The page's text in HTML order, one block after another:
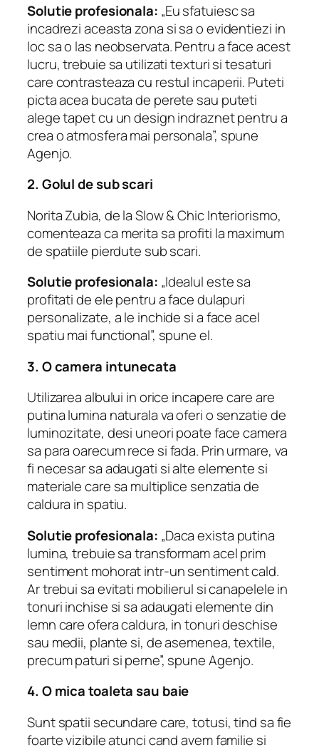
Solutie profesionala: „Eu sfatuiesc sa
incadrezi aceasta zona si sa o evidentiezi in
loc sa o las neobservata. Pentru a face acest
lucru, trebuie sa utilizati texturi si tesaturi
care contrasteaza cu restul incaperii. Puteti
picta acea bucata de perete sau puteti
alege tapet cu un design indraznet pentru a
crea o atmosfera mai personala”, spune
Agenjo.
2. Golul de sub scari
Norita Zubia, de la Slow & Chic Interiorismo,
comenteaza ca merita sa profiti la maximum
de spatiile pierdute sub scari.
Solutie profesionala: „Idealul este sa
profitati de ele pentru a face dulapuri
personalizate, a le inchide si a face acel
spatiu mai functional”, spune el.
3. O camera intunecata
Utilizarea albului in orice incapere care are
putina lumina naturala va oferi o senzatie de
luminozitate, desi uneori poate face camera
sa para oarecum rece si fada. Prin urmare, va
fi necesar sa adaugati si alte elemente si
materiale care sa multiplice senzatia de
caldura in spatiu.
Solutie profesionala: „Daca exista putina
lumina, trebuie sa transformam acel prim
sentiment mohorat intr-un sentiment cald.
Ar trebui sa evitati mobilierul si canapelele in
tonuri inchise si sa adaugati elemente din
lemn care ofera caldura, in tonuri deschise
sau medii, plante si, de asemenea, textile,
precum paturi si perne”, spune Agenjo.
4. O mica toaleta sau baie
Sunt spatii secundare care, totusi, tind sa fie
foarte vizibile atunci cand avem familie si